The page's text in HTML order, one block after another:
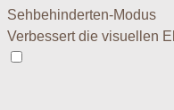
Sehbehinderten-Modus
Verbessert die visuellen